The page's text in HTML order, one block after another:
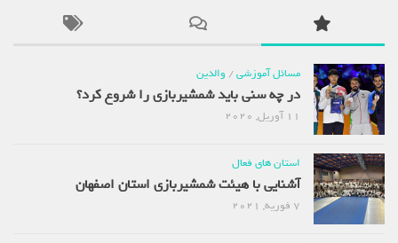
مسائل آموزشی/ والدین
در چه سنی باید شمشیربازی را شروع کرد؟
11 آوریل, 2020
استان های فعال
آشنایی با هیئت شمشیربازی استان اصفهان
7 فوریه, 2021